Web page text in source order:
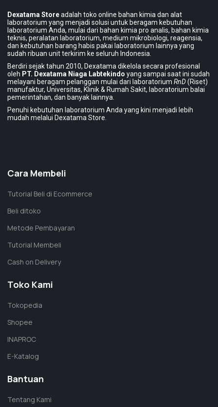
Dexatama Storeadalah toko online bahan kimia dan alat
laboratorium yang menjadi solusi untuk beragam kebutuhan
laboratorium Anda, mulai dari bahan kimia pro analis, bahan kimia
teknis, peralatan laboratorium, medium mikrobiologi, reagensia,
dan kebutuhan barang habis pakai laboratorium lainnya yang
sudah ribuan unit terkirim ke seluruh Indonesia.
Berdiri sejak tahun 2010, Dexatama dikelola secara profesional
oleh PT. Dexatama Niaga Labtekindo yang sampai saat ini sudah
melayani beragam pelanggan mulai dari laboratorium RnD(Riset)
manufaktur, Universitas, Klinik & Rumah Sakit, laboratorium balai
pemerintahan, dan banyak lainnya.
Penuhi kebutuhan laboratorium Anda yang kini menjadi lebih
mudah melalui Dexatama Store.
Cara Membeli
Tutorial Beli di Ecommerce
Beli ditoko
Metode Pembayaran
Tutorial Membeli
Cash on Delivery
Toko Kami
Tokopedia
Shopee
INAPROC
E-Katalog
Bantuan
Tentang Kami